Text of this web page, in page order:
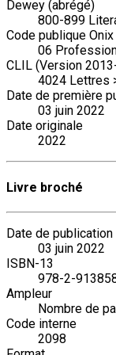
Dewey (abrégé)
800-899
Code publique Onix
06
CLIL (Version
4024 Lettres
Date de première
03 juin 2022
Date originale
2022
Livre broché
Date de publication
03 juin 2022
ISBN-13
978-2-
Ampleur
Nombre de
Code interne
2098